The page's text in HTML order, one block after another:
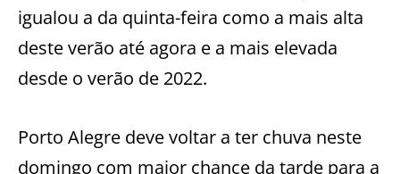
igualou a da quinta-feira como a mais alta
deste verão até agora e a mais elevada
desde o verão de 2022.
Porto Alegre deve voltar a ter chuva neste
domingo com maior chance da tarde para a